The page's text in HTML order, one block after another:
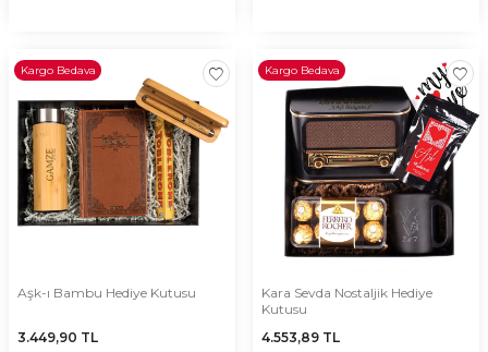
Kargo Bedava
Aşk-ı Bambu Hediye Kutusu
3.449,90 TL
Kargo Bedava
Kara Sevda Nostaljik Hediye
Kutusu
4.553,89 TL